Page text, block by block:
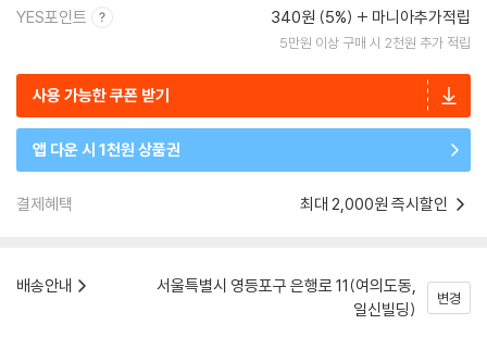
YES포인트 340원 (5%) 마니아추가적립
5만원 이상 구매 시 2천원 추가 적립
사용 가능한 쿠폰 받기
앱 다운 시 1천원 상품권
결제혜택 최대 2,000원 즉시할인
배송안내
서울특별시 영등포구 은행로 11(여의도동,
일신빌딩)
변경